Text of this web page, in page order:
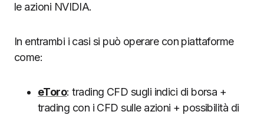
le azioni NVIDIA.
In entrambi i casi si può operare con piattaforme
come:
eToro: trading CFD sugli indici di borsa +
trading con i CFD sulle azioni + possibilità di